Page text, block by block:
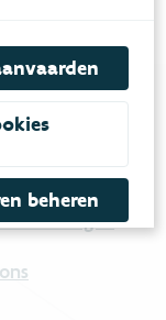
vragen.
beheren